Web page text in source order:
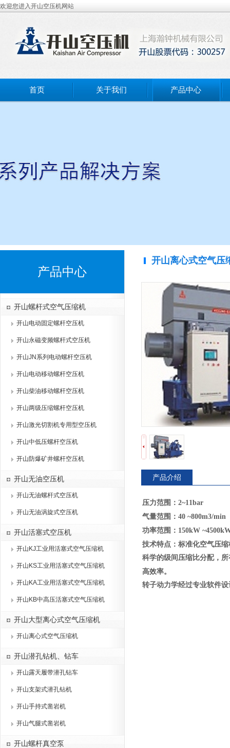
欢迎您进入开山空压机网站
首页 关于我们 产品中心
产品中心
开山螺杆式空气压缩机
开山电动固定螺杆空压机
开山永磁变频螺杆式空压机
开山JN系列电动螺杆空压机
开山电动移动螺杆空压机
开山柴油移动螺杆空压机
开山两级压缩螺杆空压机
开山激光切割机专用型空压机
开山中低压螺杆空压机
开山防爆矿井螺杆空压机
开山无油空压机
开山无油螺杆式空压机
开山无油涡旋式空压机
开山活塞式空压机
开山KJ工业用活塞式空气压缩机
开山KS工业用活塞式空气压缩机
开山KA工业用活塞式空气压缩机
开山KB中高压活塞式空气压缩机
开山大型离心式空气压缩机
开山离心式空气压缩机
开山潜孔钻机、钻车
开山露天履带潜孔钻车
开山支架式潜孔钻机
开山手持式凿岩机
开山气腿式凿岩机
开山螺杆真空泵
开山离心式空气压
产品介绍
压力范围： 2~11bar
气量范围： 40 ~800m3/min
功率范围： 150kW
技术特点：标准化空气压
科学的级间压缩比分配，
高效率。
转子动力学经过专业软件